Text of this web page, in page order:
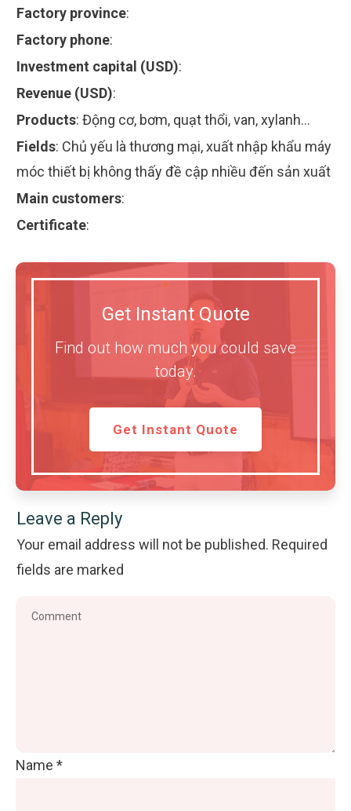
Factory province:
Factory phone:
Investment capital (USD):
Revenue (USD):
Products: Động cơ, bơm, quạt thổi, van, xylanh...
Fields: Chủ yếu là thương mại, xuất nhập khẩu máy
móc thiết bị không thấy đề cập nhiều đến sản xuất
Main customers:
Certificate:
Get Instant Quote
Find out how much you could save
today.
Get Instant Quote
Leave a Reply
Your email address will not be published. Required
fields are marked
Name *